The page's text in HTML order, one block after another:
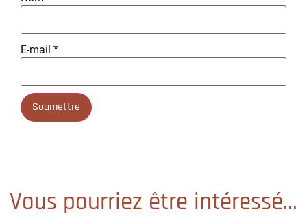
E-mail *
Vous pourriez être intéressé...